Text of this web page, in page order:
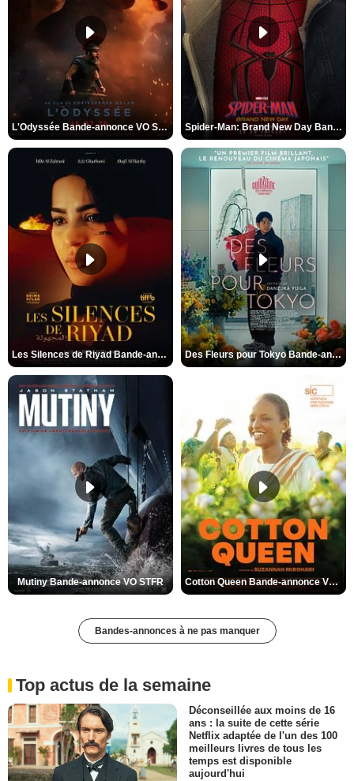
L'Odyssée Bande-annonce VO STFR Spider-Man: Brand New Day Bande-annonce VO STFR
Les Silences de Riyad Bande-annonce VO STFR Des Fleurs pour Tokyo Bande-annonce VO STFR
Mutiny Bande-annonce VO STFR Cotton Queen Bande-annonce VO STFR
Bandes-annonces à ne pas manquer
Top actus de la semaine
Déconseillée aux moins de 16
ans : la suite de cette série
Netflix adaptée de l'un des 100
meilleurs livres de tous les
temps est disponible
aujourd'hui